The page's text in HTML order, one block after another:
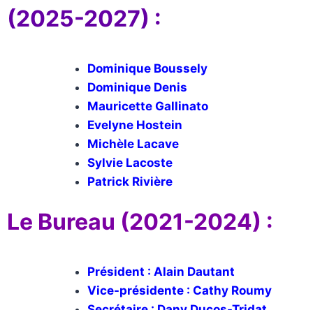
(2025-2027) :
Dominique Boussely
Dominique Denis
Mauricette Gallinato
Evelyne Hostein
Michèle Lacave
Sylvie Lacoste
Patrick Rivière
Le Bureau (2021-2024) :
Président : Alain Dautant
Vice-présidente : Cathy Roumy